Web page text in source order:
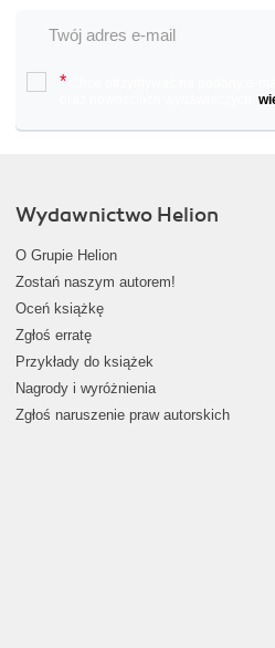
*
Wydawnictwo Helion
O Grupie Helion
Zostań naszym autorem!
Oceń książkę
Zgłoś erratę
Przykłady do książek
Nagrody i wyróżnienia
Zgłoś naruszenie praw autorskich